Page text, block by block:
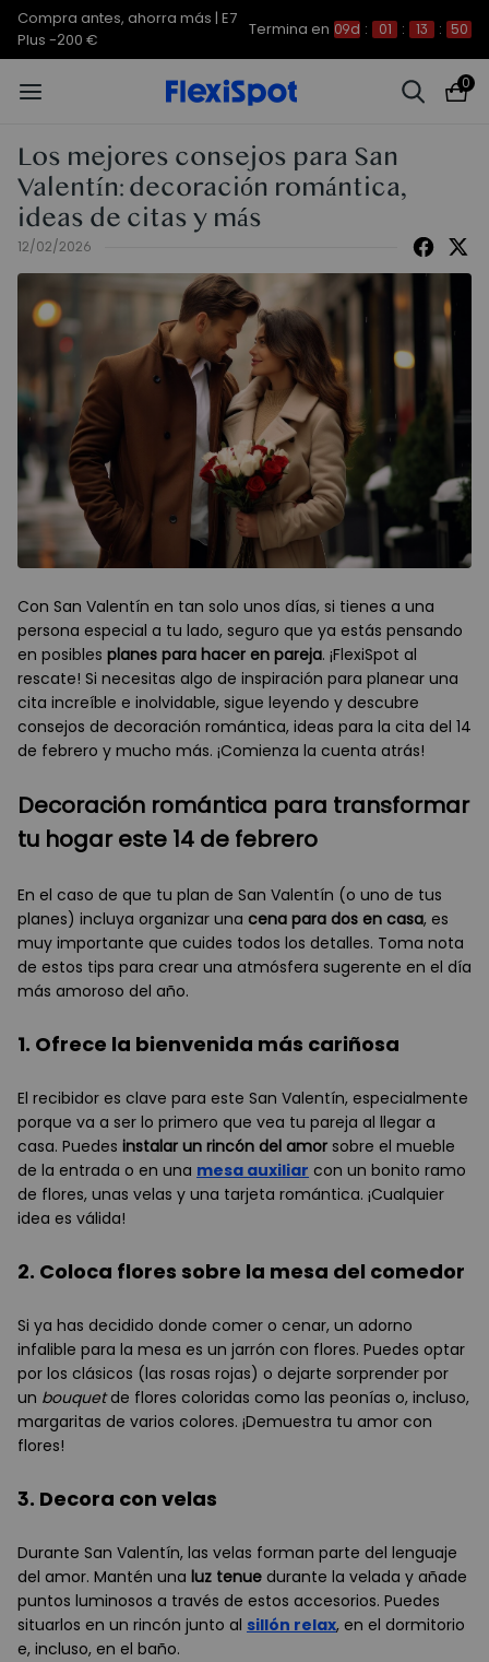
Compra antes, ahorra más | E7
Plus -200 €
Termina en 09d : 01 : 13 : 50
0
Los mejores consejos para San
Valentín: decoración romántica,
ideas de citas y más
12/02/2026
Con San Valentín en tan solo unos días, si tienes a una
persona especial a tu lado, seguro que ya estás pensando
en posibles planes para hacer en pareja. ¡FlexiSpot al
rescate! Si necesitas algo de inspiración para planear una
cita increíble e inolvidable, sigue leyendo y descubre
consejos de decoración romántica, ideas para la cita del 14
de febrero y mucho más. ¡Comienza la cuenta atrás!
Decoración romántica para transformar
tu hogar este 14 de febrero
En el caso de que tu plan de San Valentín (o uno de tus
planes) incluya organizar una cena para dos en casa, es
muy importante que cuides todos los detalles. Toma nota
de estos tips para crear una atmósfera sugerente en el día
más amoroso del año.
1. Ofrece la bienvenida más cariñosa
El recibidor es clave para este San Valentín, especialmente
porque va a ser lo primero que vea tu pareja al llegar a
casa. Puedes instalar un rincón del amor sobre el mueble
de la entrada o en una mesa auxiliar con un bonito ramo
de flores, unas velas y una tarjeta romántica. ¡Cualquier
idea es válida!
2. Coloca flores sobre la mesa del comedor
Si ya has decidido donde comer o cenar, un adorno
infalible para la mesa es un jarrón con flores. Puedes optar
por los clásicos (las rosas rojas) o dejarte sorprender por
un bouquetde flores coloridas como las peonías o, incluso,
margaritas de varios colores. ¡Demuestra tu amor con
flores!
3. Decora con velas
Durante San Valentín, las velas forman parte del lenguaje
del amor. Mantén una luz tenue durante la velada y añade
puntos luminosos a través de estos accesorios. Puedes
situarlos en un rincón junto al sillón relax, en el dormitorio
e, incluso, en el baño.